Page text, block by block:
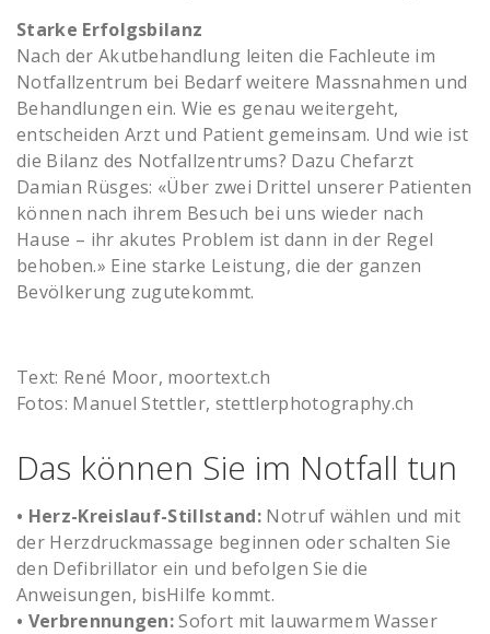
Starke Erfolgsbilanz
Nach der Akutbehandlung leiten die Fachleute im
Notfallzentrum bei Bedarf weitere Massnahmen und
Behandlungen ein. Wie es genau weitergeht,
entscheiden Arzt und Patient gemeinsam. Und wie ist
die Bilanz des Notfallzentrums? Dazu Chefarzt
Damian Rüsges: «Über zwei Drittel unserer Patienten
können nach ihrem Besuch bei uns wieder nach
Hause – ihr akutes Problem ist dann in der Regel
behoben.» Eine starke Leistung, die der ganzen
Bevölkerung zugutekommt.
Text: René Moor, moortext.ch
Fotos: Manuel Stettler, stettlerphotography.ch
Das können Sie im Notfall tun
• Herz-Kreislauf-Stillstand:Notruf wählen und mit
der Herzdruckmassage beginnen oder schalten Sie
den Defibrillator ein und befolgen Sie die
Anweisungen, bisHilfe kommt.
• Verbrennungen:Sofort mit lauwarmem Wasser